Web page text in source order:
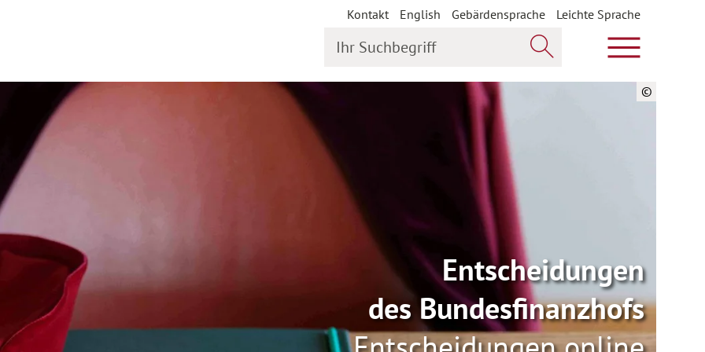
Kontakt English Gebärdensprache
Leichte Sprache
Hauptmenü
©
Entscheidungen
des Bundesfinanzhofs